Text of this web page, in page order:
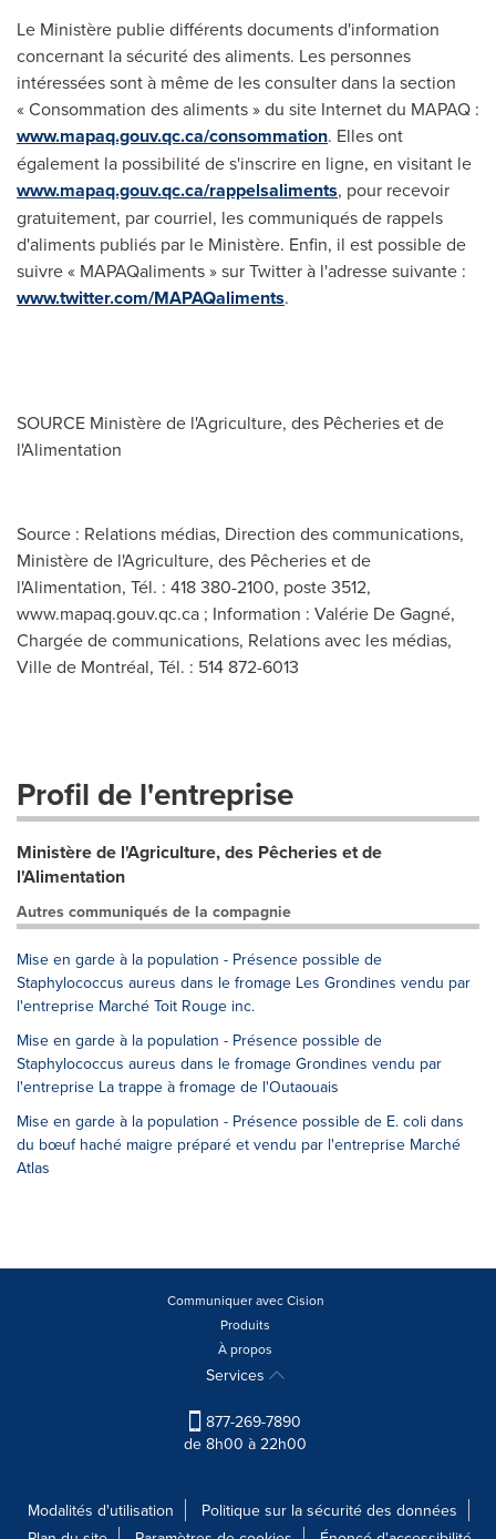
Le Ministère publie différents documents d'information
concernant la sécurité des aliments. Les personnes
intéressées sont à même de les consulter dans la section
« Consommation des aliments » du site Internet du MAPAQ :
www.mapaq.gouv.qc.ca/consommation. Elles ont
également la possibilité de s'inscrire en ligne, en visitant le
www.mapaq.gouv.qc.ca/rappelsaliments, pour recevoir
gratuitement, par courriel, les communiqués de rappels
d'aliments publiés par le Ministère. Enfin, il est possible de
suivre « MAPAQaliments » sur Twitter à l'adresse suivante :
www.twitter.com/MAPAQaliments.
SOURCE Ministère de l'Agriculture, des Pêcheries et de
l'Alimentation
Source : Relations médias, Direction des communications,
Ministère de l'Agriculture, des Pêcheries et de
l'Alimentation, Tél. : 418 380-2100, poste 3512,
www.mapaq.gouv.qc.ca ; Information : Valérie De Gagné,
Chargée de communications, Relations avec les médias,
Ville de Montréal, Tél. : 514 872-6013
Profil de l'entreprise
Ministère de l'Agriculture, des Pêcheries et de
l'Alimentation
Autres communiqués de la compagnie
Mise en garde à la population - Présence possible de
Staphylococcus aureus dans le fromage Les Grondines vendu par
l'entreprise Marché Toit Rouge inc.
Mise en garde à la population - Présence possible de
Staphylococcus aureus dans le fromage Grondines vendu par
l'entreprise La trappe à fromage de l'Outaouais
Mise en garde à la population - Présence possible de E. coli dans
du bœuf haché maigre préparé et vendu par l'entreprise Marché
Atlas
Communiquer avec Cision
Produits
À propos
Services
877-269-7890
de 8h00 à 22h00
Modalités d'utilisation
Politique sur la sécurité des données